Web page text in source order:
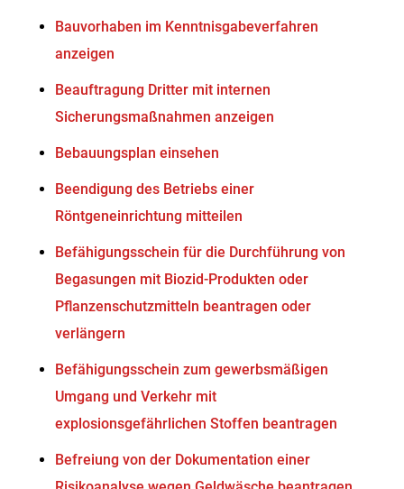
Bauvorhaben im Kenntnisgabeverfahren
anzeigen
Beauftragung Dritter mit internen
Sicherungsmaßnahmen anzeigen
Bebauungsplan einsehen
Beendigung des Betriebs einer
Röntgeneinrichtung mitteilen
Befähigungsschein für die Durchführung von
Begasungen mit Biozid-Produkten oder
Pflanzenschutzmitteln beantragen oder
verlängern
Befähigungsschein zum gewerbsmäßigen
Umgang und Verkehr mit
explosionsgefährlichen Stoffen beantragen
Befreiung von der Dokumentation einer